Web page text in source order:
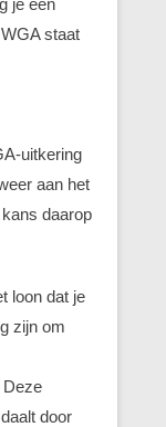
staat
uitkering
aan het
daarop
loon dat je
zijn om
Deze
door